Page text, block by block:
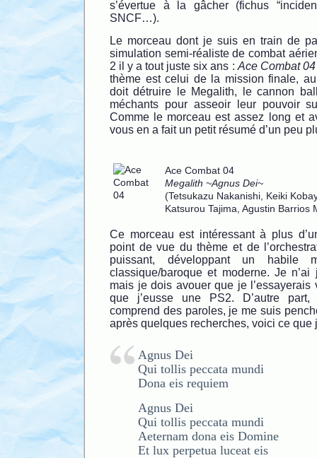
s’évertue à la gâcher (fichus
SNCF…).
Le morceau dont je suis en train de
simulation semi-réaliste de combat
2 il y a tout juste six ans : Ace Combat
thème est celui de la mission finale,
doit détruire le Megalith, le cannon
méchants pour asseoir leur pouvoir
Comme le morceau est assez long et
vous en a fait un petit résumé d’un peu
Ace Combat 04
Megalith ~Agnus Dei~
(Tetsukazu Nakanishi, Keiki
Katsurou Tajima, Agustin Barrios
Ce morceau est intéressant à plus
point de vue du thème et de
puissant, développant un habile
classique/baroque et moderne. Je
mais je dois avouer que je
que j’eusse une PS2. D’autre
comprend des paroles, je me suis
après quelques recherches, voici ce que
Agnus Dei
Qui tollis peccata mundi
Dona eis requiem
Agnus Dei
Qui tollis peccata mundi
Aeternam dona eis Domine
Et lux perpetua luceat eis